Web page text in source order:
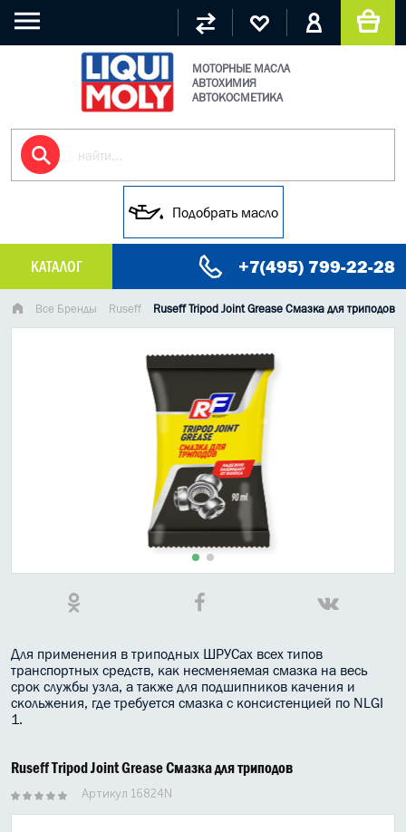
МОТОРНЫЕ МАСЛА
АВТОХИМИЯ
АВТОКОСМЕТИКА
Подобрать масло
КАТАЛОГ +7(495) 799-22-28
МАСЛО МОТОРНОЕ
ГИДРАВЛИЧЕСКИЕ МАСЛА
ИНДУСТРИАЛЬНЫЕ МАСЛА
АВТО КОСМЕТИКА
МОТО МАСЛА
Все Бренды Ruseff Ruseff Tripod Joint Grease Смазка для триподов
Для применения в триподных ШРУСах всех типов
транспортных средств, как несменяемая смазка на весь
срок службы узла, а также для подшипников качения и
скольжения, где требуется смазка с консистенцией по NLGI
1.
Ruseff Tripod Joint Grease Смазка для триподов
Артикул 16824N